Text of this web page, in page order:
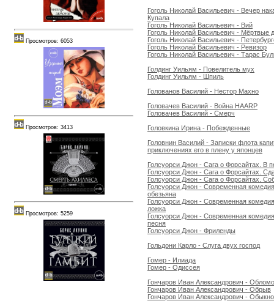
Просмотров: 6053
Просмотров: 3413
Просмотров: 5259
Гоголь Николай Васильевич - Вечер
Купала
Гоголь Николай Васильевич - Вий
Гоголь Николай Васильевич - Мёртвые
Гоголь Николай Васильевич -
Гоголь Николай Васильевич - Ревизор
Гоголь Николай Васильевич - Тарас
Голдинг Уильям - Повелитель мух
Голдинг Уильям - Шпиль
Голованов Василий - Нестор Махно
Головачев Василий - Война HAARP
Головачев Василий - Смерч
Головкина Ирина - Побежденные
Головнин Василий - Записки флота
приключениях его в плену у японцев
Голсуорси Джон - Сага о Форсайтах. В
Голсуорси Джон - Сага о Форсайтах.
Голсуорси Джон - Сага о Форсайтах.
Голсуорси Джон - Современная
обезьяна
Голсуорси Джон - Современная
ложка
Голсуорси Джон - Современная
песня
Голсуорси Джон - Фриленды
Гольдони Карло - Слуга двух господ
Гомер - Илиада
Гомер - Одиссея
Гончаров Иван Александрович -
Гончаров Иван Александрович - Обрыв
Гончаров Иван Александрович -